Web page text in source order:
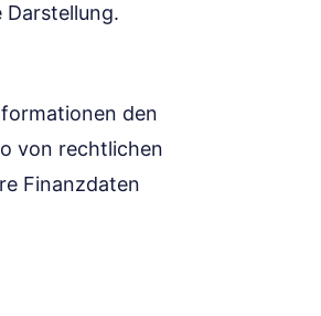
den
von rechtlichen
Finanzdaten